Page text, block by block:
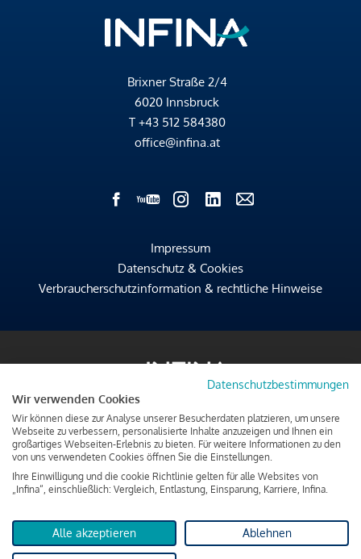
Brixner Straße 2/4
6020 Innsbruck
T +43 512 584380
office@infina.at
Impressum
Datenschutz & Cookies
Verbraucherschutzinformation & rechtliche Hinweise
Datenschutzbestimmungen
Wir verwenden Cookies
Wir können diese zur Analyse unserer Besucherdaten platzieren, um unsere
Webseite zu verbessern, personalisierte Inhalte anzuzeigen und Ihnen ein
großartiges Webseiten-Erlebnis zu bieten. Für weitere Informationen zu den
von uns verwendeten Cookies öffnen Sie die Einstellungen.
Ihre Einwilligung und die cookie Richtlinie gelten für alle Websites von
„Infina“, einschließlich: Vergleich, Entlastung, Einsparung, Karriere, Infina.
Alle akzeptieren Ablehnen